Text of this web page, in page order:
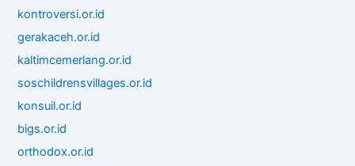
kontroversi.or.id
gerakaceh.or.id
kaltimcemerlang.or.id
soschildrensvillages.or.id
konsuil.or.id
bigs.or.id
orthodox.or.id